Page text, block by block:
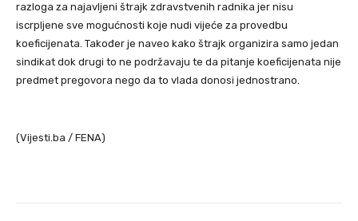
razloga za najavljeni štrajk zdravstvenih radnika jer nisu
iscrpljene sve mogućnosti koje nudi vijeće za provedbu
koeficijenata. Također je naveo kako štrajk organizira samo jedan
sindikat dok drugi to ne podržavaju te da pitanje koeficijenata nije
predmet pregovora nego da to vlada donosi jednostrano.
(Vijesti.ba / FENA)